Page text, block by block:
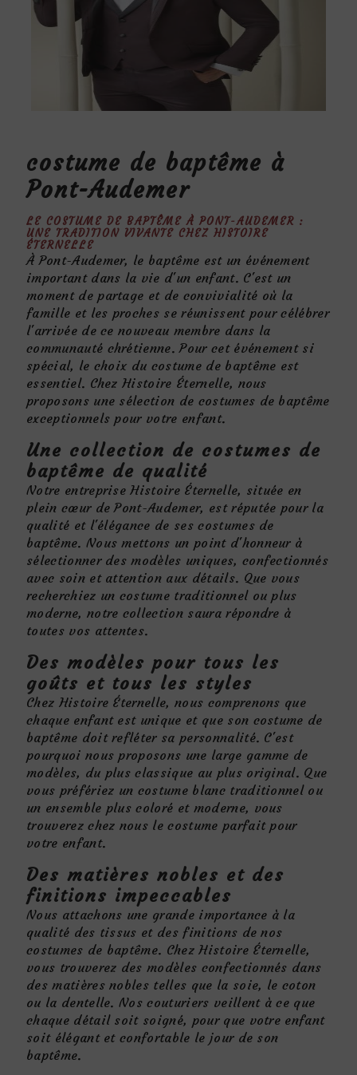
costume de baptême à
Pont-Audemer
LE COSTUME DE BAPTÊME À PONT-AUDEMER :
UNE TRADITION VIVANTE CHEZ HISTOIRE
ÉTERNELLE
À Pont-Audemer, le baptême est un événement
important dans la vie d'un enfant. C'est un
moment de partage et de convivialité où la
famille et les proches se réunissent pour célébrer
l'arrivée de ce nouveau membre dans la
communauté chrétienne. Pour cet événement si
spécial, le choix du costume de baptême est
essentiel. Chez Histoire Éternelle, nous
proposons une sélection de costumes de baptême
exceptionnels pour votre enfant.
Une collection de costumes de
baptême de qualité
Notre entreprise Histoire Éternelle, située en
plein cœur de Pont-Audemer, est réputée pour la
qualité et l'élégance de ses costumes de
baptême. Nous mettons un point d'honneur à
sélectionner des modèles uniques, confectionnés
avec soin et attention aux détails. Que vous
recherchiez un costume traditionnel ou plus
moderne, notre collection saura répondre à
toutes vos attentes.
Des modèles pour tous les
goûts et tous les styles
Chez Histoire Éternelle, nous comprenons que
chaque enfant est unique et que son costume de
baptême doit refléter sa personnalité. C'est
pourquoi nous proposons une large gamme de
modèles, du plus classique au plus original. Que
vous préfériez un costume blanc traditionnel ou
un ensemble plus coloré et moderne, vous
trouverez chez nous le costume parfait pour
votre enfant.
Des matières nobles et des
finitions impeccables
Nous attachons une grande importance à la
qualité des tissus et des finitions de nos
costumes de baptême. Chez Histoire Éternelle,
vous trouverez des modèles confectionnés dans
des matières nobles telles que la soie, le coton
ou la dentelle. Nos couturiers veillent à ce que
chaque détail soit soigné, pour que votre enfant
soit élégant et confortable le jour de son
baptême.